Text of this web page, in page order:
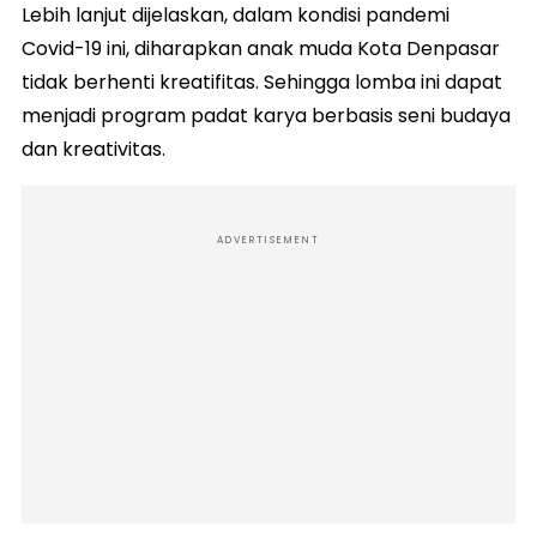
Lebih lanjut dijelaskan, dalam kondisi pandemi
Covid-19 ini, diharapkan anak muda Kota Denpasar
tidak berhenti kreatifitas. Sehingga lomba ini dapat
menjadi program padat karya berbasis seni budaya
dan kreativitas.
ADVERTISEMENT